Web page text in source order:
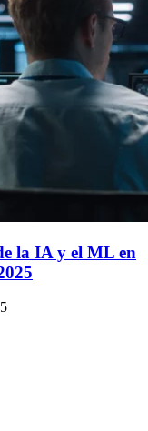
la IA y el ML en